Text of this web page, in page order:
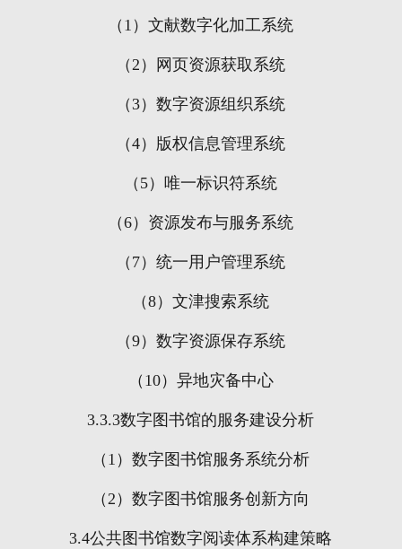
（ 1 ）文献数字化加工系统
（2 ）网页资源获取系统
（3）数字资源组织系统
（4）版权信息管理系统
（ 5）唯一标识符系统
（6）资源发布与服务系统
（ 7）统一用户管理系统
（8）文津搜索系统
（9）数字资源保存系统
（ 10）异地灾备中心
3.3.3数字图书馆的服务建设分析
（ 1 ）数字图书馆服务系统分析
（2 ）数字图书馆服务创新方向
3.4公共图书馆数字阅读体系构建策略